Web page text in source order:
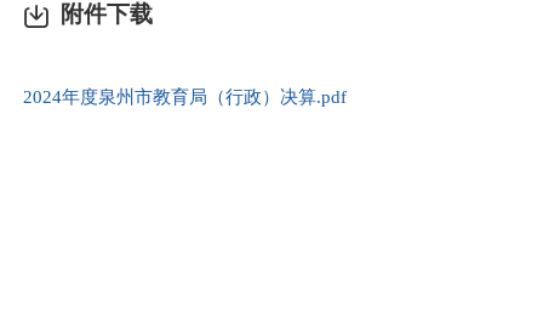
附件下载
2024年度泉州市教育局（行政）决算.pdf